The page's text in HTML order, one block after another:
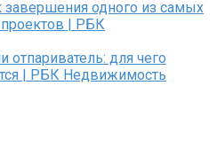
завершения одного из самых
| РБК
для чего
| РБК Недвижимость